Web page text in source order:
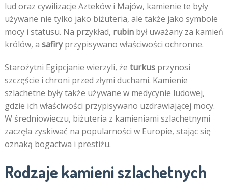
lud oraz cywilizacje Azteków i Majów, kamienie te były
używane nie tylko jako biżuteria, ale także jako symbole
mocy i statusu. Na przykład, rubinbył uważany za kamień
królów, a safiryprzypisywano właściwości ochronne.
Starożytni Egipcjanie wierzyli, że turkusprzynosi
szczęście i chroni przed złymi duchami. Kamienie
szlachetne były także używane w medycynie ludowej,
gdzie ich właściwości przypisywano uzdrawiającej mocy.
W średniowieczu, biżuteria z kamieniami szlachetnymi
zaczęła zyskiwać na popularności w Europie, stając się
oznaką bogactwa i prestiżu.
Rodzaje kamieni szlachetnych